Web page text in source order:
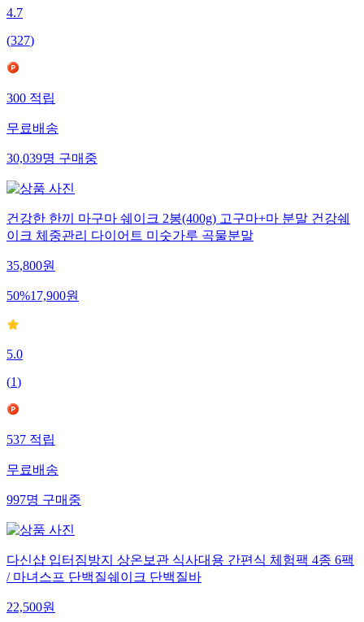
4.7
(327)
300적립
무료배송
30,039명구매중
건강한 한끼 마구마 쉐이크 2봉(400g) 고구마+마 분말 건강쉐
이크 체중관리 다이어트 미숫가루 곡물분말
35,800원
50%17,900원
5.0
(1)
537적립
무료배송
997명구매중
다신샵 입터짐방지 상온보관 식사대용 간편식 체험팩 4종 6팩
/ 마녀스프 단백질쉐이크 단백질바
22,500원